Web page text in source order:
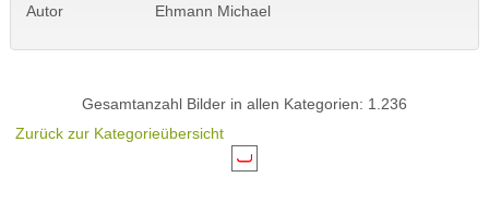
Autor Ehmann Michael
Gesamtanzahl Bilder in allen Kategorien: 1.236
Zurück zur Kategorieübersicht